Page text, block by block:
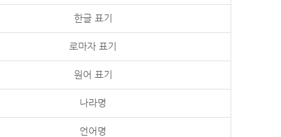
한글 표기
로마자 표기
원어 표기
나라명
언어명